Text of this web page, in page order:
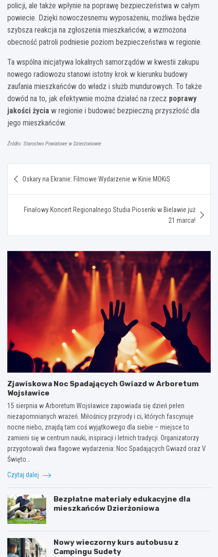
policji, ale także wpłynie na poprawę bezpieczeństwa w całym
powiecie. Dzięki nowoczesnemu wyposażeniu, możliwa będzie
szybsza reakcja na zgłoszenia mieszkańców, a wzmożona
obecność patroli podniesie poziom bezpieczeństwa w regionie.
Ta wspólna inicjatywa lokalnych samorządów w kwestii zakupu
nowego radiowozu stanowi istotny krok w kierunku budowy
zaufania mieszkańców do władz i służb mundurowych. To także
dowód na to, jak efektywnie można działać na rzecz poprawy
jakości życia w regionie i budować bezpieczną przyszłość dla
jego mieszkańców.
Źródło: Starostwo Powiatowe w Dzierżoniowie
wpisu
Oskary na Ekranie: Filmowe Wydarzenie w Kinie MOKiS
Finałowy Koncert Regionalnego Studia Piosenki w Bielawie już
21 marca!
Zjawiskowa Noc Spadających Gwiazd w Arboretum
Wojsławice
15 sierpnia w Arboretum Wojsławice zapowiada się dzień pełen
niezapomnianych wrażeń. Miłośnicy przyrody i ci, których fascynuje
nocne niebo, znajdą tam coś wyjątkowego dla siebie – miejsce to
zamieni się w centrum nauki, inspiracji i letnich tradycji. Organizatorzy
przygotowali dwa flagowe wydarzenia: Noc Spadających Gwiazd oraz V
Święto…
Czytaj dalej
Bezpłatne materiały edukacyjne dla
mieszkańców Dzierżoniowa
Nowy wieczorny kurs autobusu z
Campingu Sudety